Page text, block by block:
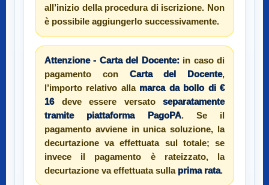
all’inizio della procedura di iscrizione. Non
è possibile aggiungerlo successivamente.
Attenzione - Carta del Docente:in caso di
pagamento con Carta del Docente,
l’importo relativo alla marca da bollo di €
16deve essere versato separatamente
tramite piattaforma PagoPA. Se il
pagamento avviene in unica soluzione, la
decurtazione va effettuata sul totale; se
invece il pagamento è rateizzato, la
decurtazione va effettuata sulla prima rata.